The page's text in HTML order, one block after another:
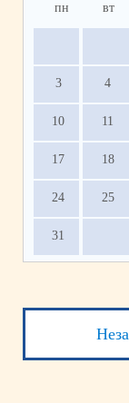
пн вт
3 4
10 11
17 18
24 25
31